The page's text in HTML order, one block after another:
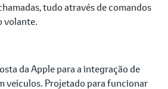
tudo através de comandos
volante.
da Apple para a integração de
veículos. Projetado para funcionar